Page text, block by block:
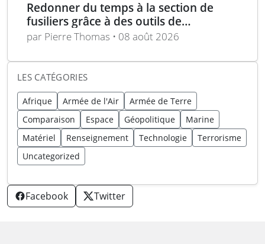
raffineries russes visées par
l’Ukraine
Redonner du temps à la section de
fusiliers grâce à des outils de
planification optimisés
par Pierre Thomas • 08 août 2026
LES CATÉGORIES
Afrique Armée de l'Air
Armée de Terre
Comparaison
Espace Géopolitique
Marine
Matériel
Renseignement Technologie
Terrorisme
Uncategorized
Facebook Twitter